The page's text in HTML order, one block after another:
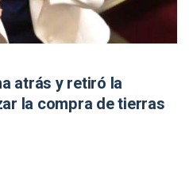
atrás y retiró la
la compra de tierras